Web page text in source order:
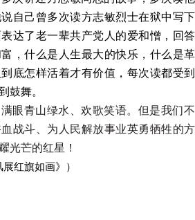
自己曾多次读方志敏烈士在狱中写下
达了老一辈共产党人的爱和憎，回答
，什么是人生最大的快乐，什么是革
底怎样活着才有价值，每次读都受到
鼓舞。
眼青山绿水、欢歌笑语。但是我们不
战斗、为人民解放事业英勇牺牲的方
光芒的红星！
红旗如画》）